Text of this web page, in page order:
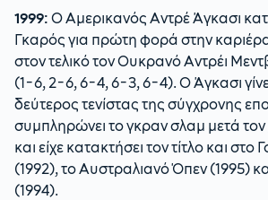
1999: Ο Αμερικανός Αντρέ Άγκασι
Γκαρός για πρώτη φορά στην
στον τελικό τον Ουκρανό Αντρέι
(1-6, 2-6, 6-4, 6-3, 6-4). Ο Άγκασι
δεύτερος τενίστας της σύγχρονης
συμπληρώνει το γκραν σλαμ μετά τον
και είχε κατακτήσει τον τίτλο και στο
(1992), το Αυστραλιανό Όπεν (1995)
(1994).